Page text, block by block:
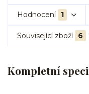
Hodnocení 1
Související zboží 6
Kompletní